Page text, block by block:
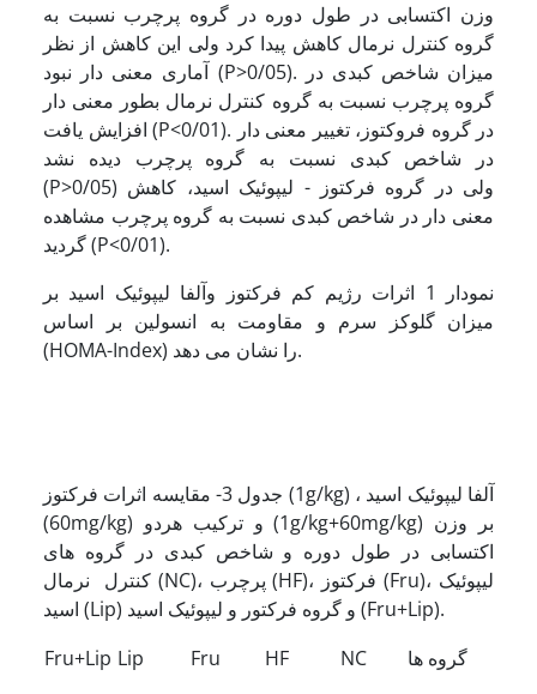
وزن اکتسابی در طول دوره در گروه پرچرب نسبت به
گروه کنترل نرمال کاهش پیدا کرد ولی این کاهش از نظر
آماری معنی دار نبود (P>0/05). میزان شاخص کبدی در
گروه پرچرب نسبت به گروه کنترل نرمال بطور معنی دار
افزایش یافت (P<0/01). در گروه فروکتوز، تغییر معنی دار
در شاخص کبدی نسبت به گروه پرچرب دیده نشد
(P>0/05) ولی در گروه فرکتوز - لیپوئیک اسید، کاهش
معنی دار در شاخص کبدی نسبت به گروه پرچرب مشاهده
گردید (P<0/01).
نمودار 1 اثرات رژیم کم فرکتوز وآلفا لیپوئیک اسید بر
میزان گلوکز سرم و مقاومت به انسولین بر اساس
(HOMA-Index) را نشان می دهد.
جدول 3- مقایسه اثرات فرکتوز (1g/kg) ، آلفا لیپوئیک اسید
(60mg/kg) و ترکیب هردو (1g/kg+60mg/kg) بر وزن
اکتسابی در طول دوره و شاخص کبدی در گروه های
کنترل نرمال (NC)، پرچرب (HF)، فرکتوز (Fru)، لیپوئیک
اسید (Lip) و گروه فرکتور و لیپوئیک اسید (Fru+Lip).
Fru+Lip Lip Fru HF NC گروه ها